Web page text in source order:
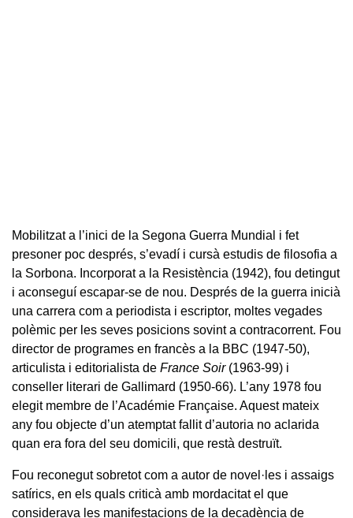
Mobilitzat a l’inici de la Segona Guerra Mundial i fet
presoner poc després, s’evadí i cursà estudis de filosofia a
la Sorbona. Incorporat a la Resistència (1942), fou detingut
i aconseguí escapar-se de nou. Després de la guerra inicià
una carrera com a periodista i escriptor, moltes vegades
polèmic per les seves posicions sovint a contracorrent. Fou
director de programes en francès a la BBC (1947-50),
articulista i editorialista de France Soir(1963-99) i
conseller literari de Gallimard (1950-66). L’any 1978 fou
elegit membre de l’Académie Française. Aquest mateix
any fou objecte d’un atemptat fallit d’autoria no aclarida
quan era fora del seu domicili, que restà destruït.
Fou reconegut sobretot com a autor de novel·les i assaigs
satírics, en els quals criticà amb mordacitat el que
considerava les manifestacions de la decadència de